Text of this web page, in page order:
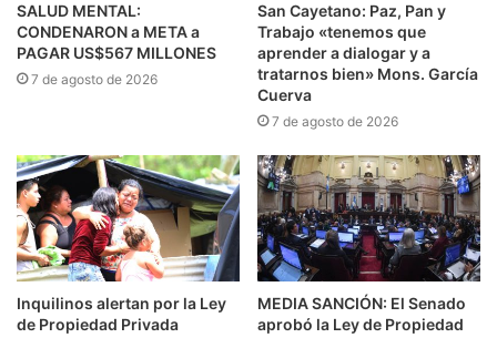
SALUD MENTAL:
CONDENARON a META a
PAGAR US$567 MILLONES
7 de agosto de 2026
San Cayetano: Paz, Pan y
Trabajo «tenemos que
aprender a dialogar y a
tratarnos bien» Mons. García
Cuerva
7 de agosto de 2026
Inquilinos alertan por la Ley
de Propiedad Privada
MEDIA SANCIÓN: El Senado
aprobó la Ley de Propiedad